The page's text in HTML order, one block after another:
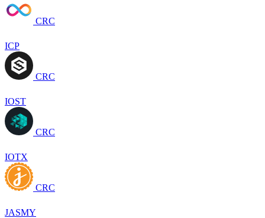
CRC
ICP
CRC
IOST
CRC
IOTX
CRC
JASMY